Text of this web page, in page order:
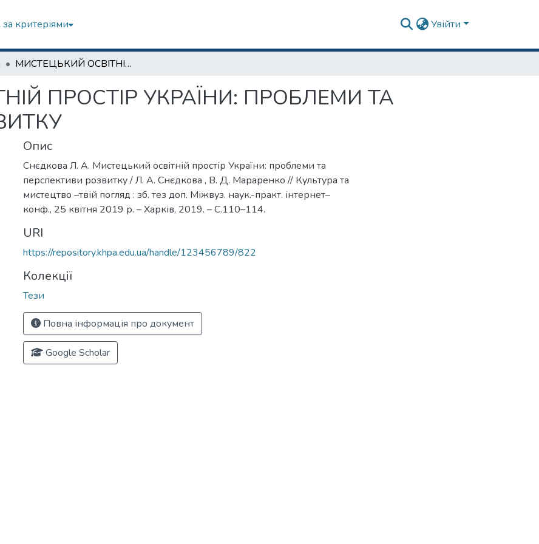
критеріями Увійти
МИСТЕЦЬКИЙ ОСВІТНІЙ ПРОСТІР УКРАЇНИ: ПРОБЛЕМИ ТА ПЕРСПЕКТИВИ РОЗВИТКУ
ПРОСТІР УКРАЇНИ: ПРОБЛЕМИ ТА
Опис
Снєдкова Л. А. Мистецький освітній простір України: проблеми та
перспективи розвитку / Л. А. Снєдкова , В. Д. Мараренко // Культура та
мистецтво –твій погляд : зб. тез доп. Міжвуз. наук.-практ. інтернет–
конф., 25 квітня 2019 р. – Харків, 2019. – С.110–114.
URI
https://repository.khpa.edu.ua/handle/123456789/822
Колекції
Тези
Повна інформація про документ
Google Scholar